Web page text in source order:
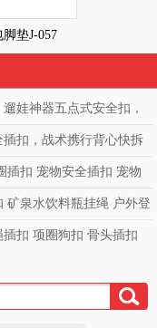
垫J-057
娃神器五点式安全扣，
扣，战术携行背心快拆
甲快拆扣
插扣 宠物安全插扣 宠物
矿泉水饮料瓶挂绳 户外登
扣 项圈狗扣 骨头插扣